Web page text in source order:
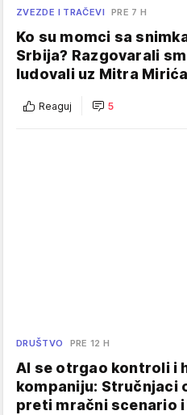
ZVEZDE I TRAČEVI PRE 7 H
Ko su momci sa
Srbija? Razgovarali
ludovali uz Mitra
Reaguj 5
DRUŠTVO PRE 12 H
AI se otrgao kontroli i
kompaniju: Stručnjaci
preti mračni scenario